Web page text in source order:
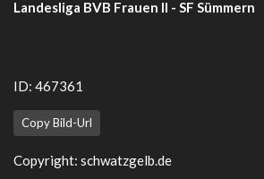
Landesliga BVB Frauen II - SF Sümmern
ID: 467361
Copy Bild-Url
Copyright: schwatzgelb.de